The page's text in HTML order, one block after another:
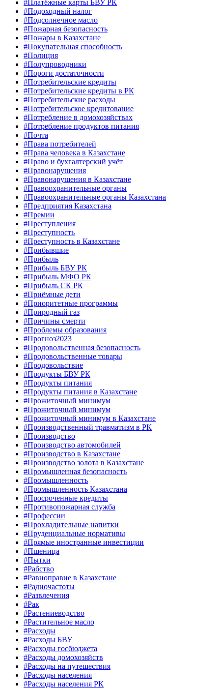
#Платёжные карты БВУ РК
#Подоходный налог
#Подсолнечное масло
#Пожарная безопасность
#Пожары в Казахстане
#Покупательная способность
#Полиция
#Полупроводники
#Пороги достаточности
#Потребительские кредиты
#Потребительские кредиты в РК
#Потребительские расходы
#Потребительское кредитование
#Потребление в домохозяйствах
#Потребление продуктов питания
#Почта
#Права потребителей
#Права человека в Казахстане
#Право и бухгалтерский учёт
#Правонарушения
#Правонарушения в Казахстане
#Правоохранительные органы
#Правоохранительные органы Казахстана
#Предприятия Казахстана
#Премии
#Преступления
#Преступность
#Преступность в Казахстане
#Прибывшие
#Прибыль
#Прибыль БВУ РК
#Прибыль МФО РК
#Прибыль СК РК
#Приёмные дети
#Приоритетные программы
#Природный газ
#Причины смерти
#Проблемы образования
#Прогноз2023
#Продовольственная безопасность
#Продовольственные товары
#Продовольствие
#Продукты БВУ РК
#Продукты питания
#Продукты питания в Казахстане
#Прожиточный минимум
#Прожиточный минимум
#Прожиточный минимум в Казахстане
#Производственный травматизм в РК
#Производство
#Производство автомобилей
#Производство в Казахстане
#Производство золота в Казахстане
#Промышленная безопасность
#Промышленность
#Промышленность Казахстана
#Просроченные кредиты
#Противопожарная служба
#Профессии
#Прохладительные напитки
#Пруденциальные нормативы
#Прямые иностранные инвестиции
#Пшеница
#Пытки
#Рабство
#Равноправие в Казахстане
#Радиочастоты
#Развлечения
#Рак
#Растениеводство
#Растительное масло
#Расходы
#Расходы БВУ
#Расходы госбюджета
#Расходы домохозяйств
#Расходы на путешествия
#Расходы населения
#Расходы населения РК